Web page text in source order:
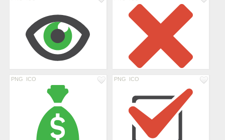
PNG ICO PNG ICO